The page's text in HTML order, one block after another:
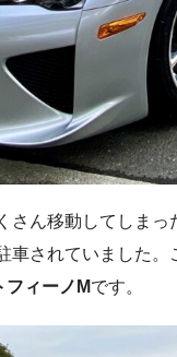
さん移動してしま
車されていました
フィーノMです。